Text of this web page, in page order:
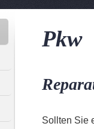
Pkw
Sollten Sie